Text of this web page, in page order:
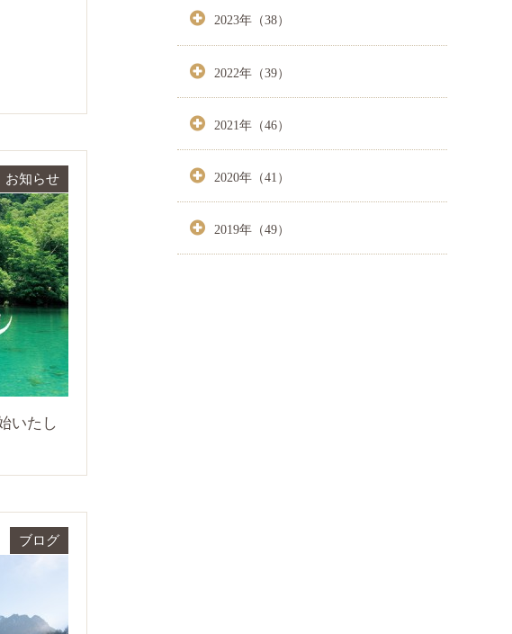
お知らせ
いたし
ブログ
2023年（38）
2022年（39）
2021年（46）
2020年（41）
2019年（49）